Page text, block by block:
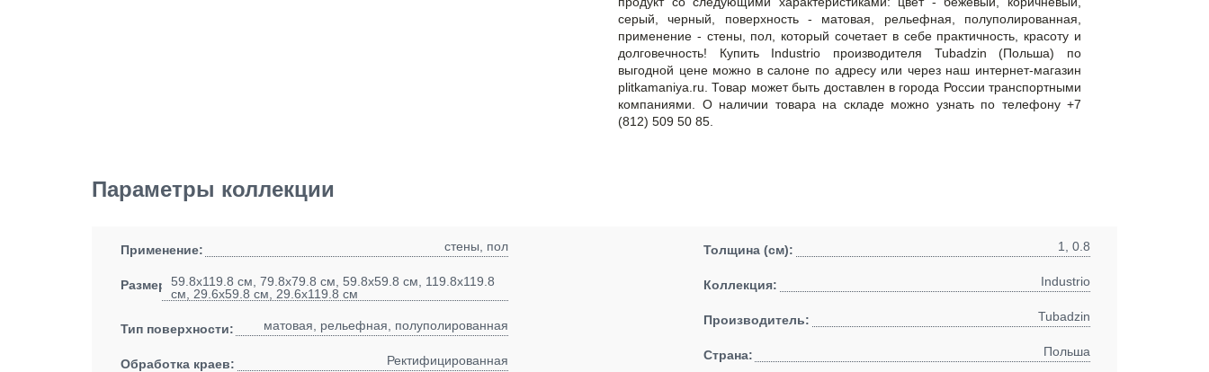
серый, черный, поверхность - матовая, рельефная, полуполированная,
применение - стены, пол, который сочетает в себе практичность, красоту и
долговечность! Купить Industrio производителя Tubadzin (Польша) по
выгодной цене можно в салоне по адресу или через наш интернет-магазин
plitkamaniya.ru. Товар может быть доставлен в города России транспортными
компаниями. О наличии товара на складе можно узнать по телефону +7
(812) 509 50 85.
Параметры коллекции
Применение: стены, пол
Размеры:59.8x119.8 см, 79.8x79.8 см, 59.8x59.8 см, 119.8x119.8
см, 29.6x59.8 см, 29.6x119.8 см
Тип поверхности: матовая, рельефная, полуполированная
Обработка краев: Ректифицированная
Толщина (см): 1, 0.8
Коллекция: Industrio
Производитель: Tubadzin
Страна: Польша